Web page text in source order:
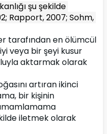
şu şekilde
Rapport, 2007; Sohm,
tarafından en ölümcül
veya bir şeyi kusur
aktarmak olarak
artıran ikinci
bir kişinin
iletmek olarak